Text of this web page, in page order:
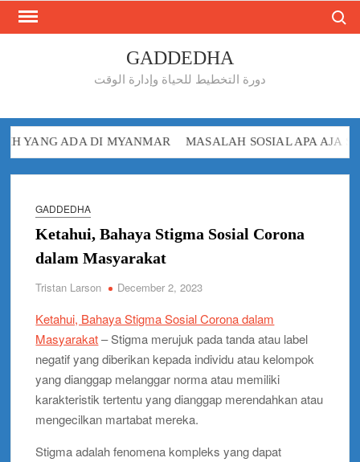
Skip
GADDEDHA
دورة التخطيط للحياة وإدارة الوقت
ADA DI MYANMAR MASALAH SOSIAL APA AJA SIH
GADDEDHA
Ketahui, Bahaya Stigma Sosial Corona
dalam Masyarakat
Tristan Larson December 2, 2023
Ketahui, Bahaya Stigma Sosial Corona dalam
Masyarakat– Stigma merujuk pada tanda atau label
negatif yang diberikan kepada individu atau kelompok
yang dianggap melanggar norma atau memiliki
karakteristik tertentu yang dianggap merendahkan atau
mengecilkan martabat mereka.
Stigma adalah fenomena kompleks yang dapat